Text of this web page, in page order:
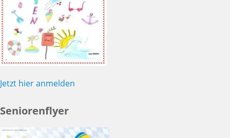
Jetzt hier anmelden
Seniorenflyer